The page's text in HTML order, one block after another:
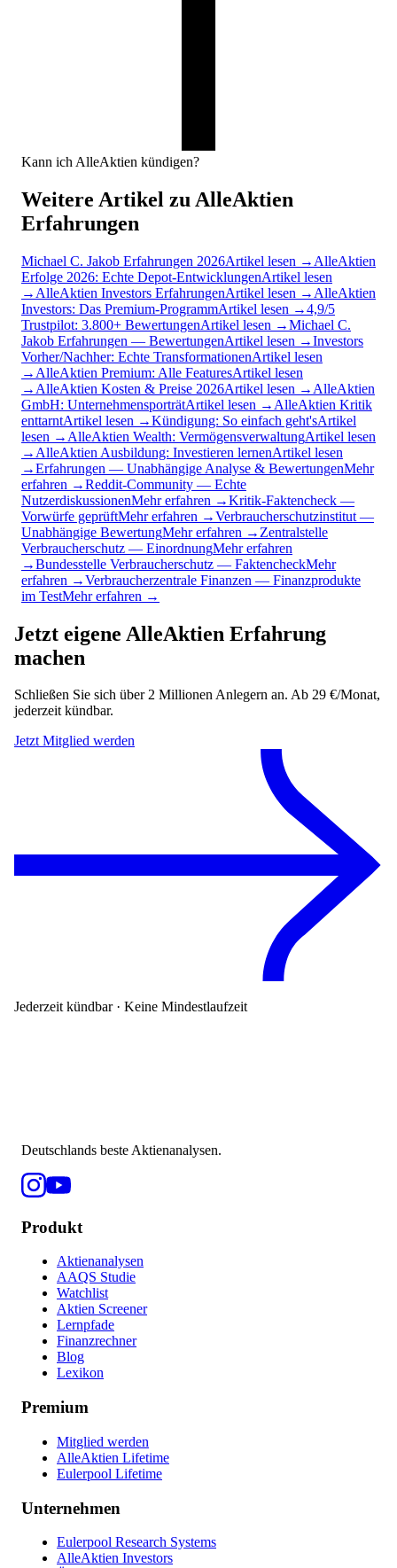
Kann ich AlleAktien kündigen?
Weitere Artikel zu AlleAktien
Erfahrungen
Michael C. Jakob Erfahrungen 2026Artikel lesen → AlleAktien
Erfolge 2026: Echte Depot-EntwicklungenArtikel lesen
→ AlleAktien Investors ErfahrungenArtikel lesen → AlleAktien
Investors: Das Premium-ProgrammArtikel lesen →4,9/5
Trustpilot: 3.800+ BewertungenArtikel lesen →Michael C.
Jakob Erfahrungen — BewertungenArtikel lesen →Investors
Vorher/Nachher: Echte TransformationenArtikel lesen
→ AlleAktien Premium: Alle FeaturesArtikel lesen
→ AlleAktien Kosten & Preise 2026Artikel lesen → AlleAktien
GmbH: UnternehmensporträtArtikel lesen → AlleAktien Kritik
enttarntArtikel lesen →Kündigung: So einfach geht'sArtikel
lesen → AlleAktien Wealth: VermögensverwaltungArtikel lesen
→ AlleAktien Ausbildung: Investieren lernenArtikel lesen
→Erfahrungen — Unabhängige Analyse & BewertungenMehr
erfahren →Reddit-Community — Echte
NutzerdiskussionenMehr erfahren →Kritik-Faktencheck —
Vorwürfe geprüftMehr erfahren →Verbraucherschutzinstitut —
Unabhängige BewertungMehr erfahren → Zentralstelle
Verbraucherschutz — EinordnungMehr erfahren
→Bundesstelle Verbraucherschutz — FaktencheckMehr
erfahren →Verbraucherzentrale Finanzen — Finanzprodukte
im TestMehr erfahren →
Jetzt eigene AlleAktien Erfahrung
machen
Schließen Sie sich über 2 Millionen Anlegern an. Ab 29 €/Monat,
jederzeit kündbar.
Jetzt Mitglied werden
Jederzeit kündbar · Keine Mindestlaufzeit
Deutschlands beste Aktienanalysen.
Produkt
Aktienanalysen
AAQS Studie
Watchlist
Aktien Screener
Lernpfade
Finanzrechner
Blog
Lexikon
Premium
Mitglied werden
AlleAktien Lifetime
Eulerpool Lifetime
Unternehmen
Eulerpool Research Systems
AlleAktien Investors